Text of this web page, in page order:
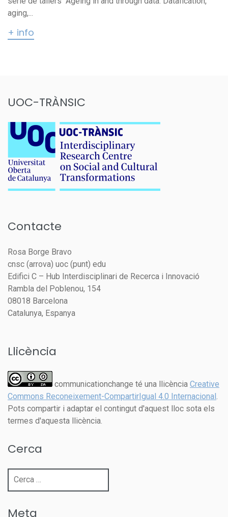
aging,...
+ info
UOC-TRÀNSIC
Contacte
Rosa Borge Bravo
cnsc (arrova) uoc (punt) edu
Edifici C – Hub Interdisciplinari de Recerca i Innovació
Rambla del Poblenou, 154
08018 Barcelona
Catalunya, Espanya
Llicència
communicationchange té una llicència Creative
Commons Reconeixement-CompartirIgual 4.0 Internacional.
Pots compartir i adaptar el contingut d'aquest lloc sota els
termes d'aquesta llicència.
Cerca
Cerca:
Meta